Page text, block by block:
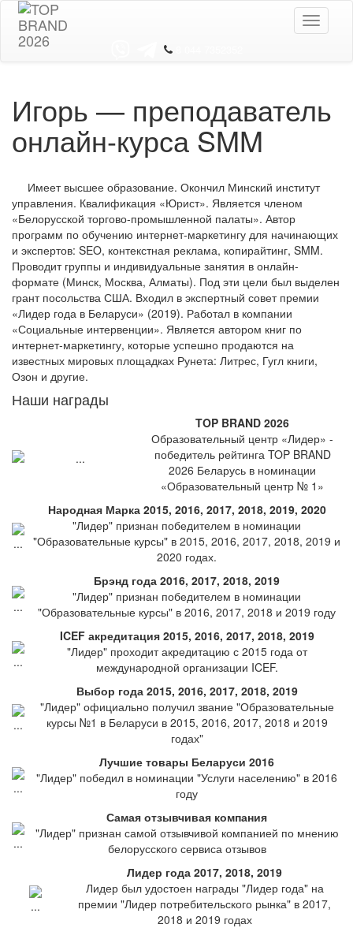
Toggle
Игорь — преподаватель
онлайн-курса SMM
Имеет высшее образование. Окончил Минский институт
управления. Квалификация «Юрист». Является членом
«Белорусской торгово-промышленной палаты». Автор
программ по обучению интернет-маркетингу для начинающих
и экспертов: SEO, контекстная реклама, копирайтинг, SMM.
Проводит группы и индивидуальные занятия в онлайн-
формате (Минск, Москва, Алматы). Под эти цели был выделен
грант посольства США. Входил в экспертный совет премии
«Лидер года в Беларуси» (2019). Работал в компании
«Социальные интервенции». Является автором книг по
интернет-маркетингу, которые успешно продаются на
известных мировых площадках Рунета: Литрес, Гугл книги,
Озон и другие.
Наши награды
TOP BRAND 2026
Образовательный центр «Лидер» -
победитель рейтинга TOP BRAND
2026 Беларусь в номинации
«Образовательный центр № 1»
Народная Марка 2015, 2016, 2017, 2018, 2019, 2020
"Лидер" признан победителем в номинации
"Образовательные курсы" в 2015, 2016, 2017, 2018, 2019 и
2020 годах.
Брэнд года 2016, 2017, 2018, 2019
"Лидер" признан победителем в номинации
"Образовательные курсы" в 2016, 2017, 2018 и 2019 году
ICEF акредитация 2015, 2016, 2017, 2018, 2019
"Лидер" проходит акредитацию с 2015 года от
международной организации ICEF.
Выбор года 2015, 2016, 2017, 2018, 2019
"Лидер" официально получил звание "Образовательные
курсы №1 в Беларуси в 2015, 2016, 2017, 2018 и 2019
годах"
Лучшие товары Беларуси 2016
"Лидер" победил в номинации "Услуги населению" в 2016
году
Самая отзывчивая компания
"Лидер" признан самой отзывчивой компанией по мнению
белорусского сервиса отзывов
Лидер года 2017, 2018, 2019
Лидер был удостоен награды "Лидер года" на
премии "Лидер потребительского рынка" в 2017,
2018 и 2019 годах